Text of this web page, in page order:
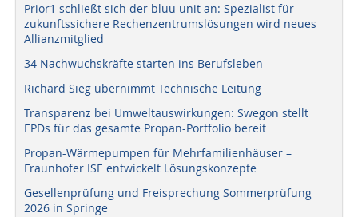
Prior1 schließt sich der bluu unit an: Spezialist für
zukunftssichere Rechenzentrumslösungen wird neues
Allianzmitglied
34 Nachwuchskräfte starten ins Berufsleben
Richard Sieg übernimmt Technische Leitung
Transparenz bei Umweltauswirkungen: Swegon stellt
EPDs für das gesamte Propan-Portfolio bereit
Propan-Wärmepumpen für Mehrfamilienhäuser –
Fraunhofer ISE entwickelt Lösungskonzepte
Gesellenprüfung und Freisprechung Sommerprüfung
2026 in Springe